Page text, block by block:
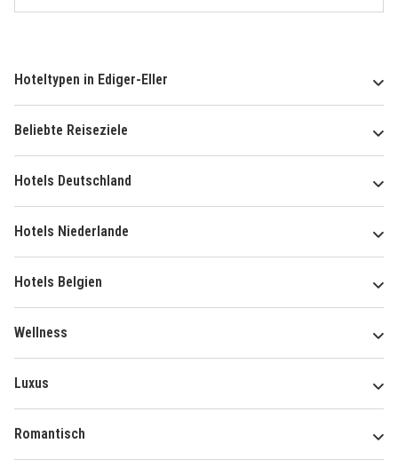
Hoteltypen in Ediger-Eller
Beliebte Reiseziele
Hotels Deutschland
Hotels Niederlande
Hotels Belgien
Wellness
Luxus
Romantisch